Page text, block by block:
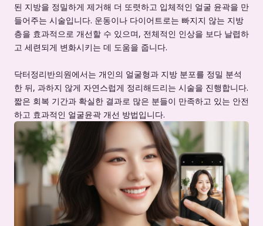
된 지방을 정밀하게 제거해 더 또렷하고 입체적인 얼굴 윤곽을 만
들어주는 시술입니다. 운동이나 다이어트로는 빠지지 않는 지방
층을 효과적으로 개선할 수 있으며, 전체적인 인상을 보다 날렵하
고 세련되게 변화시키는 데 도움을 줍니다.
닥터정리반의원에서는 개인의 얼굴형과 지방 분포를 정밀 분석
한 뒤, 과하지 않게 자연스럽게 정리해드리는 시술을 진행합니다.
짧은 회복 기간과 확실한 결과로 많은 분들이 만족하고 있는 안전
하고 효과적인 얼굴윤곽 개선 방법입니다.